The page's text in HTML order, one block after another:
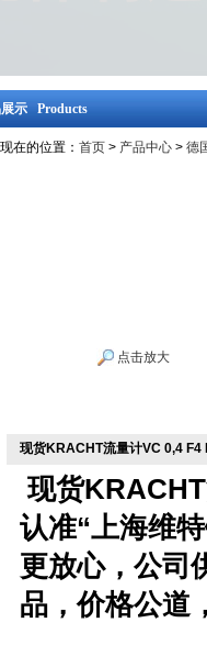
展示 Products
在的位置： 首页 > 产品中心 > 德
点击放大
现货KRACHT流量计VC 0,4 F4
现货
认准“上海维
更放心，公司
品，价格公道